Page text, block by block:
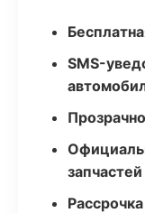
SMS-
запчастей